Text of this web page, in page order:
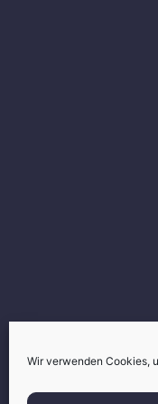
Wir verwenden Cookies,